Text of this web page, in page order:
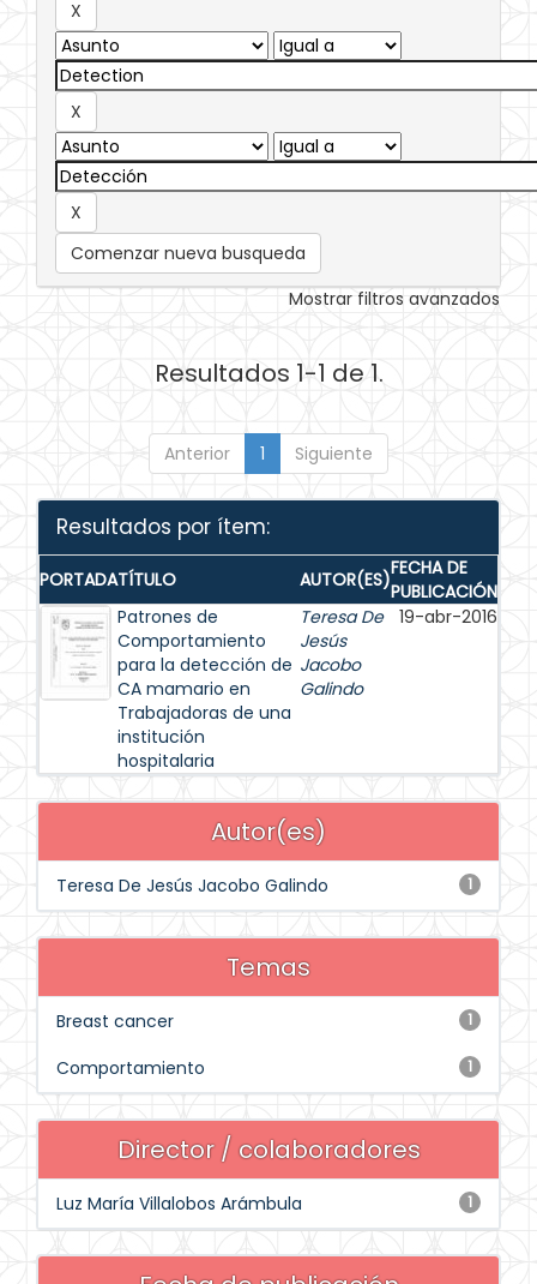
Comenzar nueva busqueda
Mostrar filtros avanzados
Resultados 1-1 de 1.
Anterior 1 Siguiente
Resultados por ítem:
PORTADATÍTULO AUTOR(ES)FECHA DE
PUBLICACIÓN
Patrones de
Comportamiento
para la detección de
CA mamario en
Trabajadoras de una
institución
hospitalaria
Teresa De
Jesús
Jacobo
Galindo
19-abr-2016
Autor(es)
1
Teresa De Jesús Jacobo Galindo
Temas
1
Breast cancer
1
Comportamiento
Director / colaboradores
1
Luz María Villalobos Arámbula